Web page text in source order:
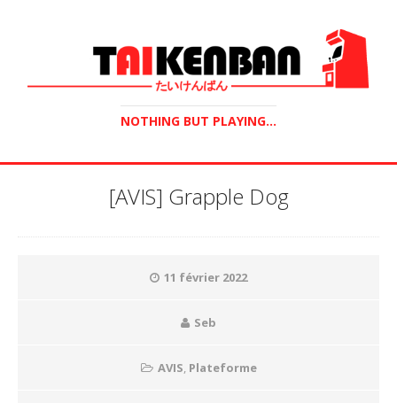
NOTHING BUT PLAYING...
[AVIS] Grapple Dog
11 février 2022
Seb
AVIS, Plateforme